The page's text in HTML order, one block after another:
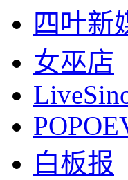
四叶新
女巫店
白板报